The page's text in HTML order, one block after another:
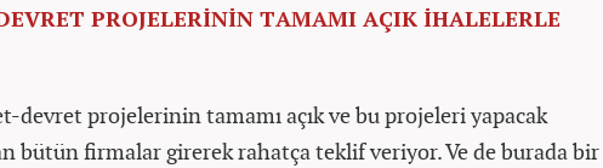
PROJELERİNİN TAMAMI AÇIK İHALELERLE
devret projelerinin tamamı açık ve bu projeleri yapacak
bütün firmalar girerek rahatça teklif veriyor. Ve de burada bir